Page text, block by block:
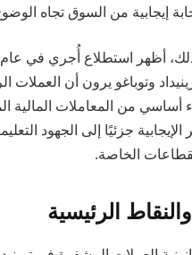
إيجابية من السوق تجاه
وتوباغو يرون أن العملات
من المعاملات المالية
جزئيًا إلى الجهود
الخاصة.
الرئيسية